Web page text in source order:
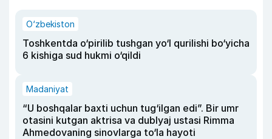
O‘zbekiston
Toshkentda o‘pirilib tushgan yo‘l qurilishi bo‘yicha
6 kishiga sud hukmi o‘qildi
Madaniyat
“U boshqalar baxti uchun tug‘ilgan edi”. Bir umr
otasini kutgan aktrisa va dublyaj ustasi Rimma
Ahmedovaning sinovlarga to‘la hayoti